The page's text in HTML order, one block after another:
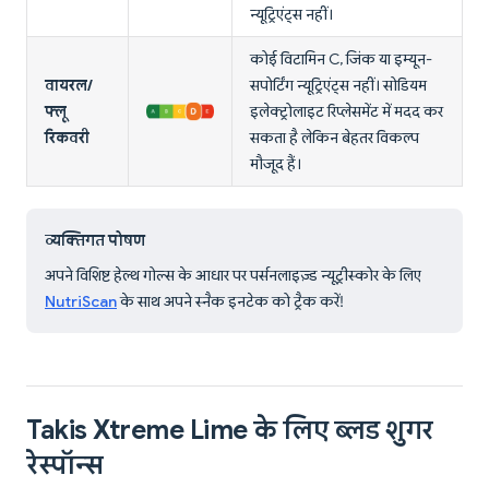
न्यूट्रिएंट्स नहीं।
वायरल/
फ्लू
रिकवरी
कोई विटामिन C, जिंक या इम्यून-
सपोर्टिंग न्यूट्रिएंट्स नहीं। सोडियम
इलेक्ट्रोलाइट रिप्लेसमेंट में मदद कर
सकता है लेकिन बेहतर विकल्प
मौजूद हैं।
व्यक्तिगत पोषण
अपने विशिष्ट हेल्थ गोल्स के आधार पर पर्सनलाइज़्ड न्यूट्रीस्कोर के लिए
NutriScanके साथ अपने स्नैक इनटेक को ट्रैक करें!
Takis Xtreme Lime के लिए ब्लड शुगर
रेस्पॉन्स